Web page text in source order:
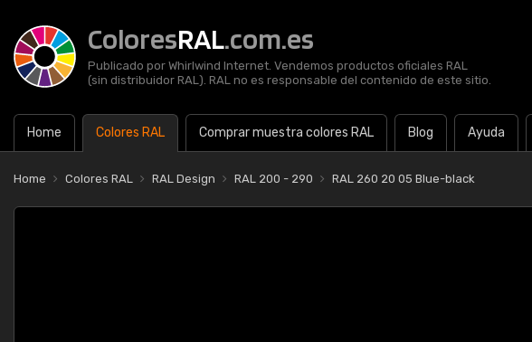
ColoresRAL.com.es
Publicado por Whirlwind Internet. Vendemos productos oficiales RAL
(sin distribuidor RAL). RAL no es responsable del contenido de este sitio.
Home Colores RAL Comprar muestra colores RAL Blog Ayuda
Home Colores RAL RAL Design RAL 200 - 290 RAL 260 20 05 Blue-black